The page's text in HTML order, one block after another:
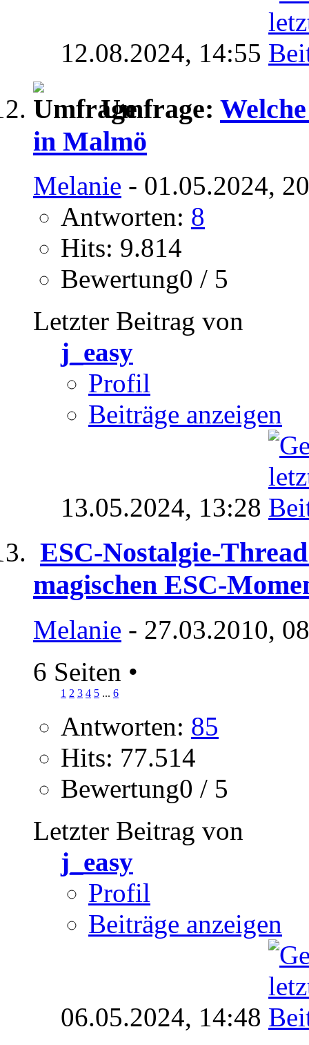
12.08.2024, 14:55
Umfrage:
in Malmö
Melanie - 01.05.2024,
Antworten: 8
Hits: 9.814
Bewertung0 / 5
Letzter Beitrag von
j_easy
Profil
Beiträge anzeigen
13.05.2024, 13:28
ESC-Nostalgie-
magischen ESC-
Melanie - 27.03.2010,
6 Seiten •
1 2 3 4 5 ... 6
Antworten: 85
Hits: 77.514
Bewertung0 / 5
Letzter Beitrag von
j_easy
Profil
Beiträge anzeigen
06.05.2024, 14:48